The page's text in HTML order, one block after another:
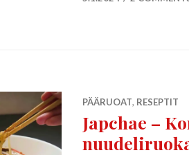
PÄÄRUOAT, RESEPTIT
Japchae –